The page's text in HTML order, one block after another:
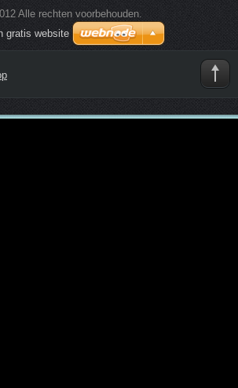
Alle rechten voorbehouden.
gratis website